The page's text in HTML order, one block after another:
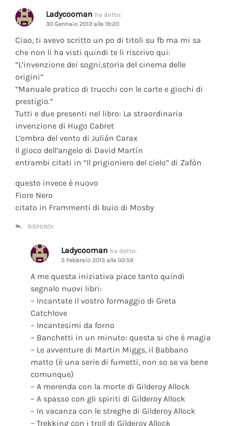
Ladycooman ha detto:
30 Gennaio 2013 alle 19:20
Ciao, ti avevo scritto un po di titoli su fb ma mi sa
che non li ha visti quindi te li riscrivo qui:
“L’invenzione dei sogni,storia del cinema delle
origini”
“Manuale pratico di trucchi con le carte e giochi di
prestigio.”
Tutti e due presenti nel libro: La straordinaria
invenzione di Hugo Cabret
L’ombra del vento di Julián Carax
Il gioco dell’angelo di David Martín
entrambi citati in “Il prigioniero del cielo” di Zafòn
questo invece è nuovo
Fiore Nero
citato in Frammenti di buio di Mosby
RISPONDI
Ladycooman ha detto:
5 Febbraio 2013 alle 00:59
A me questa iniziativa piace tanto quindi
segnalo nuovi libri:
– Incantate il vostro formaggio di Greta
Catchlove
– Incantesimi da forno
– Banchetti in un minuto: questa si che è magia
– Le avventure di Martin Miggs, il Babbano
matto (è una serie di fumetti, non so se va bene
comunque)
– A merenda con la morte di Gilderoy Allock
– A spasso con gli spiriti di Gilderoy Allock
– In vacanza con le streghe di Gilderoy Allock
– Trekking con i troll di Gilderoy Allock